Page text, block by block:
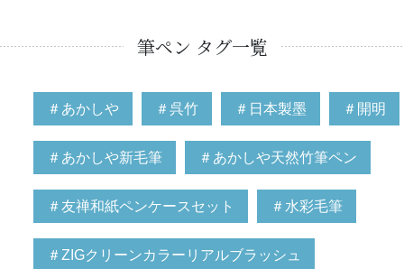
筆ペン タグ一覧
＃あかしや ＃呉竹 ＃日本製墨 ＃開明
＃あかしや新毛筆 ＃あかしや天然竹筆ペン
＃友禅和紙ペンケースセット ＃水彩毛筆
＃ZIGクリーンカラーリアルブラッシュ